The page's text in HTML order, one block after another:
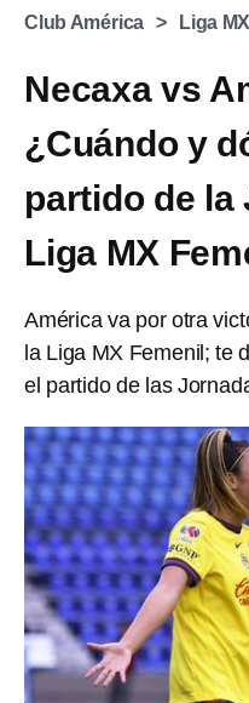
Club América Liga
Necaxa vs
¿Cuándo y
partido de la
Liga MX
América va por otra
la Liga MX Femenil; te
el partido de las